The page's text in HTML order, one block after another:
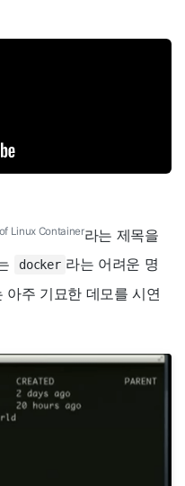
Linux Container라는 제목을
docker 라는 어려운 명
아주 기묘한 데모를 시연